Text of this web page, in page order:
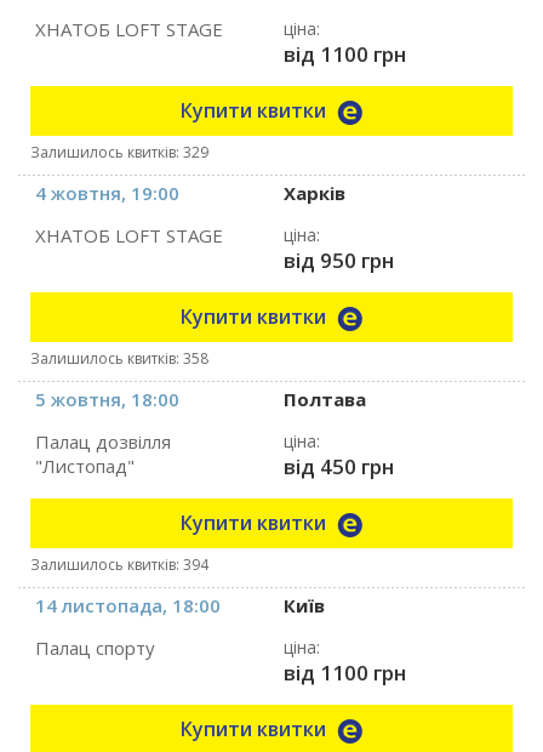
ХНАТОБ LOFT STAGE
ціна:
від 1100 грн
Купити квитки
Залишилось квитків: 329
4 жовтня, 19:00
Харків
ХНАТОБ LOFT STAGE
ціна:
від 950 грн
Купити квитки
Залишилось квитків: 358
5 жовтня, 18:00
Полтава
Палац дозвілля
"Листопад"
ціна:
від 450 грн
Купити квитки
Залишилось квитків: 394
14 листопада, 18:00
Київ
Палац спорту
ціна:
від 1100 грн
Купити квитки